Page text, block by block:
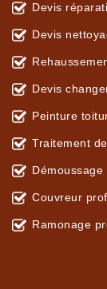
Devis
Devis
Devis
Peinture
Traitement
Couvreur
Ramonage